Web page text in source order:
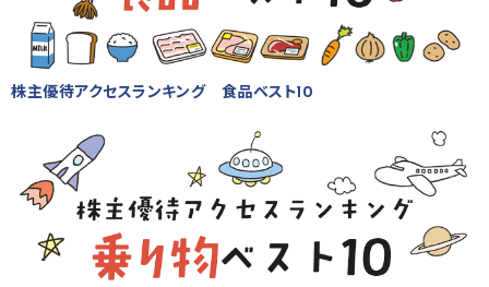
株主優待アクセスランキング 食品ベスト10